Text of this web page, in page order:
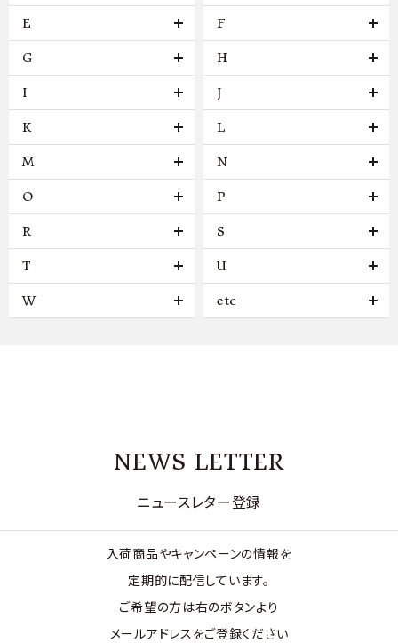
E F
G H
I J
K L
M N
O P
R S
T U
W etc
NEWS LETTER
ニュースレター登録
入荷商品やキャンペーンの情報を
定期的に配信しています。
ご希望の方は右のボタンより
メールアドレスをご登録ください